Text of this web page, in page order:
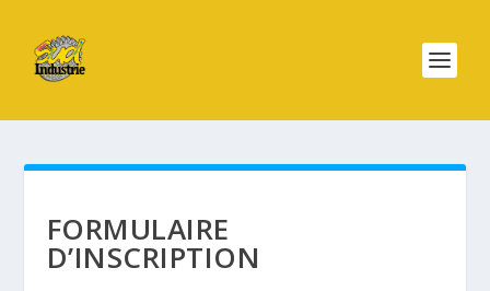
FORMULAIRE
D’INSCRIPTION